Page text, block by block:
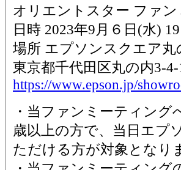
オリエントスター ファ
日時 2023年9月６日(水)
場所 エプソンスクエア丸
東京都千代田区丸の内3-
https://www.epson.jp/
・当ファンミーティン
歳以上の方で、当日エプ
ただける方が対象となり